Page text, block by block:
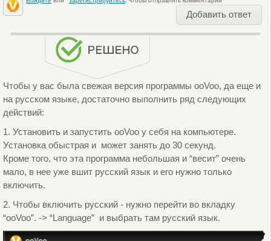
Добавить ответ
Чтобы у вас была свежая версия программы ooVoo, да еще и
на русском языке, достаточно выполнить ряд следующих
действий:
1. Установить и запустить ooVoo у себя на компьютере.
Установка обыстрая и может занять до 30 секунд.
Кроме того, что эта программа небольшая и “весит” очень
мало, в нее уже вшит русский язык и его нужно только
включить.
2. Чтобы включить русский - нужно перейти во вкладку
“ooVoo”. -> “Language” и выбрать там русский язык.